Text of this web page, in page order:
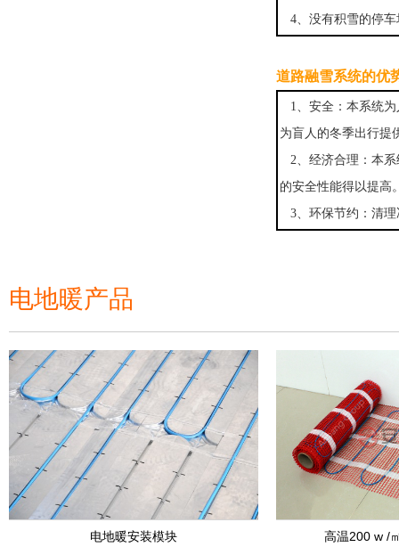
4、没有积雪的停车
道路融雪系统的优
1、安全：本系统
为盲人的冬季出行提
2、经济合理：本系
的安全性能得以提高
3、环保节约：清理
电地暖产品
电地暖安装模块 高温200 w /